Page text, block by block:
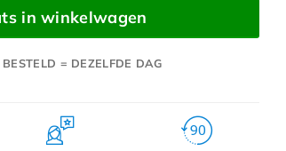
in winkelwagen
= DEZELFDE DAG